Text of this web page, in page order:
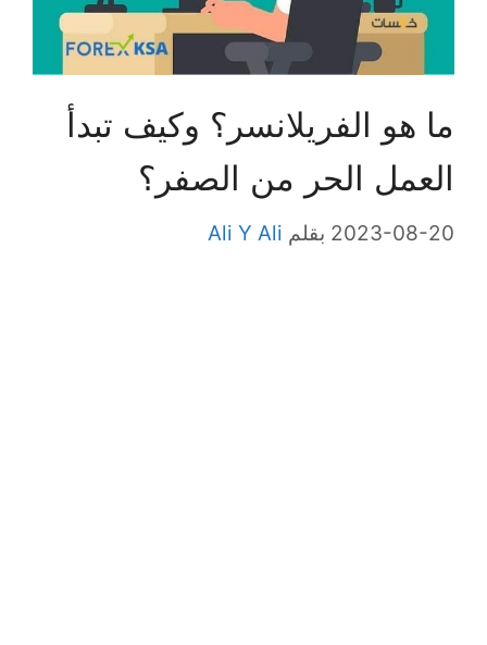
ما هو الفريلانسر؟ وكيف تبدأ
العمل الحر من الصفر؟
2023-08-20 بقلم Ali Y Ali